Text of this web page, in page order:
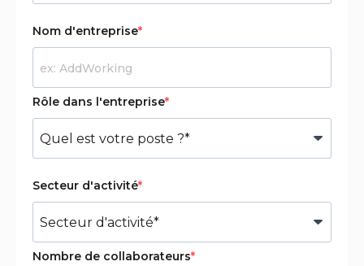
Nom d'entreprise
Rôle dans l'entreprise
Secteur d'activité
Nombre de collaborateurs